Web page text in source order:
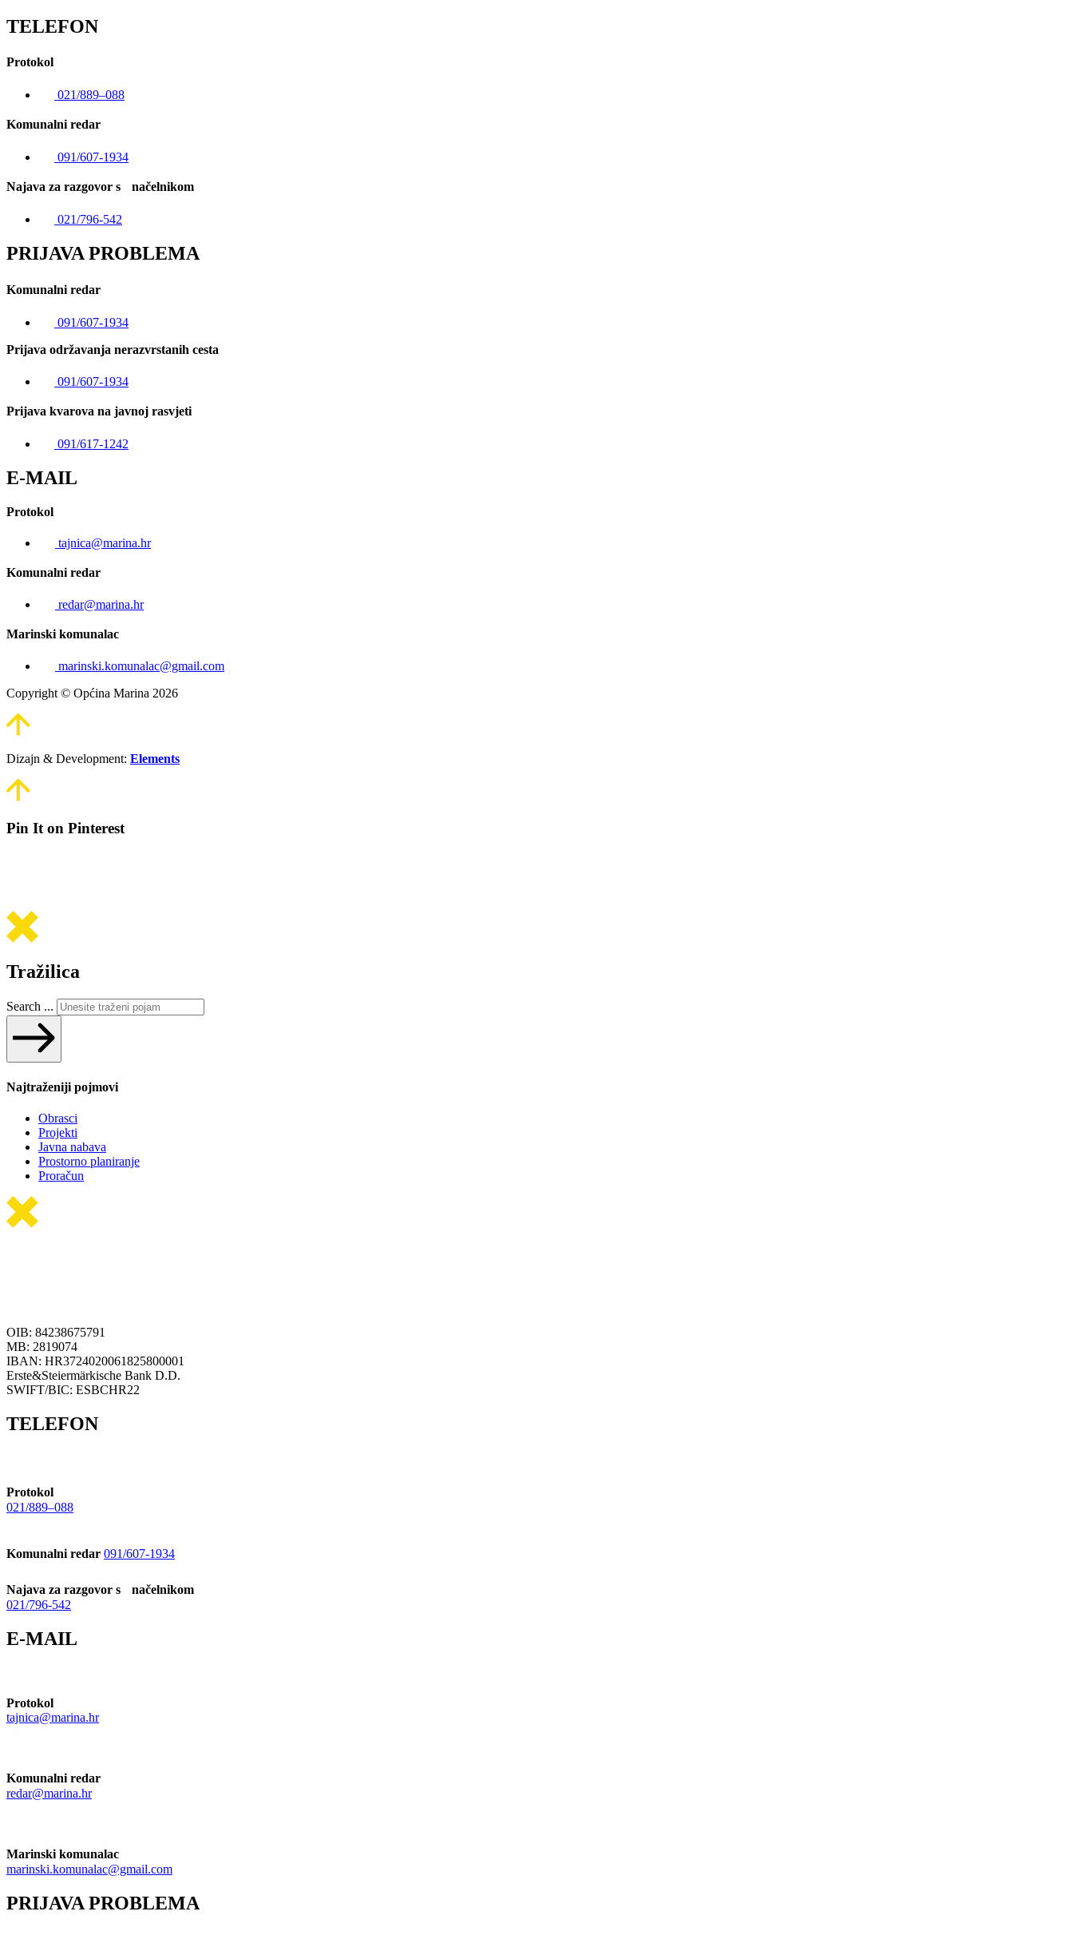
TELEFON
Protokol
021/889–088
Komunalni redar
091/607-1934
Najava za razgovor s načelnikom
021/796-542
PRIJAVA PROBLEMA
Komunalni redar
091/607-1934
Prijava održavanja nerazvrstanih cesta
091/607-1934
Prijava kvarova na javnoj rasvjeti
091/617-1242
E-MAIL
Protokol
tajnica@marina.hr
Komunalni redar
redar@marina.hr
Marinski komunalac
marinski.komunalac@gmail.com
Copyright © Općina Marina 2026
Dizajn & Development: Elements
Pin It on Pinterest
Tražilica
Search ...
Najtraženiji pojmovi
Obrasci
Projekti
Javna nabava
Prostorno planiranje
Proračun
OIB: 84238675791
MB: 2819074
IBAN: HR3724020061825800001
Erste&Steiermärkische Bank D.D.
SWIFT/BIC: ESBCHR22
TELEFON
Protokol
021/889–088
Komunalni redar 091/607-1934
Najava za razgovor s načelnikom
021/796-542
E-MAIL
Protokol
tajnica@marina.hr
Komunalni redar
redar@marina.hr
Marinski komunalac
marinski.komunalac@gmail.com
PRIJAVA PROBLEMA